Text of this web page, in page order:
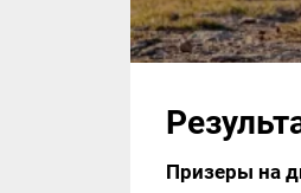
Призеры на